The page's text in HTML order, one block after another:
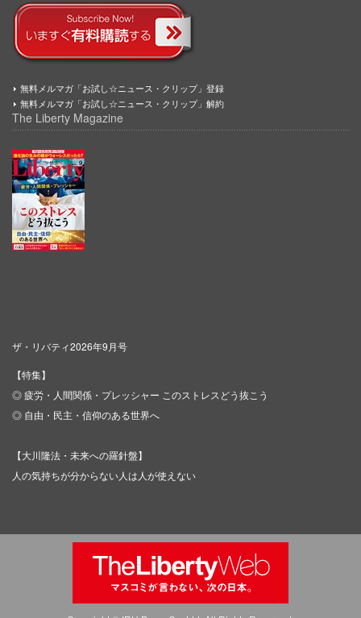
無料メルマガ「お試し☆ニュース・クリップ」登録
無料メルマガ「お試し☆ニュース・クリップ」解約
The Liberty Magazine
ザ・リバティ2026年9月号
【特集】
◎ 疲労・人間関係・プレッシャー このストレスどう抜こう
◎ 自由・民主・信仰のある世界へ
【大川隆法・未来への羅針盤】
人の気持ちが分からない人は人が使えない